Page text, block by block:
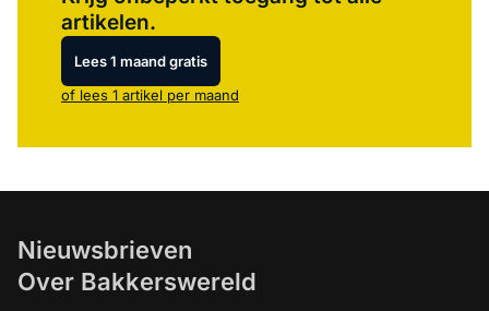
artikelen.
Lees 1 maand gratis
of lees 1 artikel per maand
Nieuwsbrieven
Over Bakkerswereld